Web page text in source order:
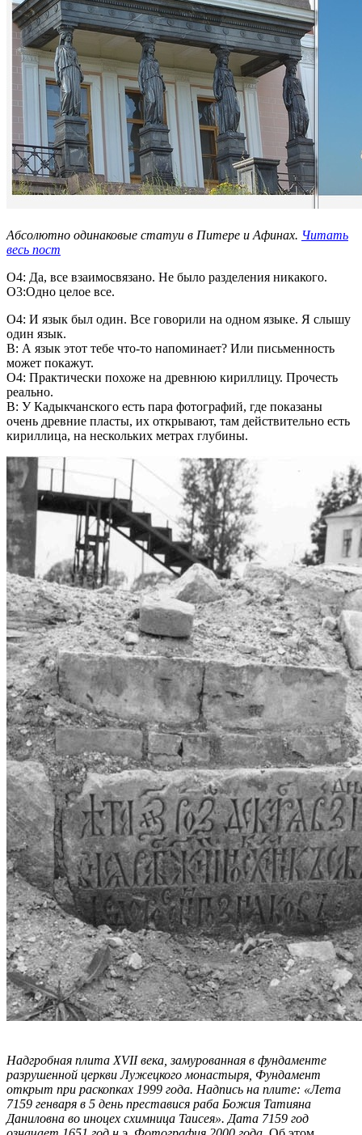
Абсолютно одинаковые статуи в Питере и Афинах. Читать
весь пост
О4: Да, все взаимосвязано. Не было разделения никакого.
О3:Одно целое все.
О4: И язык был один. Все говорили на одном языке. Я слышу
один язык.
В: А язык этот тебе что-то напоминает? Или письменность
может покажут.
О4: Практически похоже на древнюю кириллицу. Прочесть
реально.
В: У Кадыкчанского есть пара фотографий, где показаны
очень древние пласты, их открывают, там действительно есть
кириллица, на нескольких метрах глубины.
Надгробная плита XVII века, замурованная в фундаменте
разрушенной церкви Лужецкого монастыря, Фундамент
открыт при раскопках 1999 года. Надпись на плите: «Лета
7159 генваря в 5 день преставися раба Божия Татияна
Даниловна во иноцех схимница Таисея». Дата 7159 год